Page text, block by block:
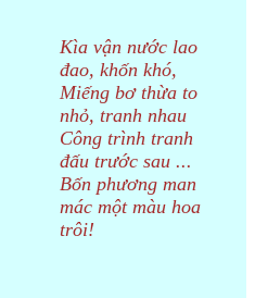
Kìa vận nước lao
đao, khốn khó,
Miếng bơ thừa to
nhỏ, tranh nhau
Công trình tranh
đấu trước sau ...
Bốn phương man
mác một màu hoa
trôi!